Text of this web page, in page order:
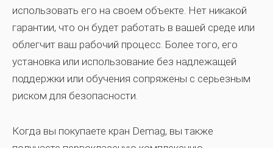
использовать его на своем объекте. Нет никакой
гарантии, что он будет работать в вашей среде или
облегчит ваш рабочий процесс. Более того, его
установка или использование без надлежащей
поддержки или обучения сопряжены с серьезным
риском для безопасности.
Когда вы покупаете кран Demag, вы также